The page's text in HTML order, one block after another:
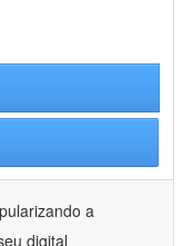
a
digital